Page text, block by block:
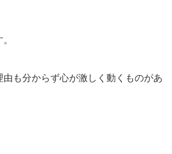
も分からず心が激しく動くものがあ